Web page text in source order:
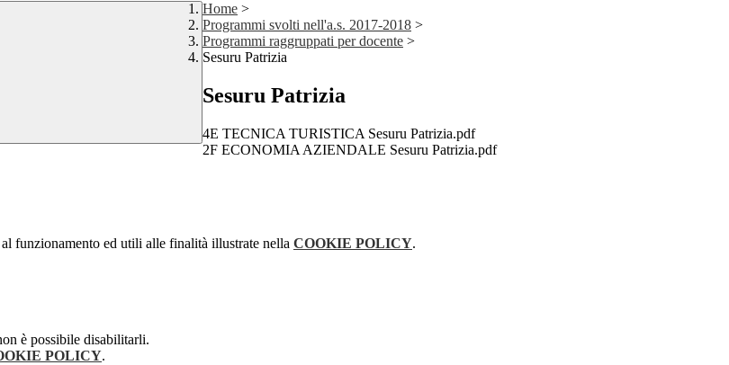
Home >
Programmi svolti nell'a.s. 2017-2018 >
Programmi raggruppati per docente >
Sesuru Patrizia
Sesuru Patrizia
4E TECNICA TURISTICA Sesuru Patrizia.pdf
2F ECONOMIA AZIENDALE Sesuru Patrizia.pdf
funzionamento ed utili alle finalità illustrate nella COOKIE POLICY.
è possibile disabilitarli.
POLICY.